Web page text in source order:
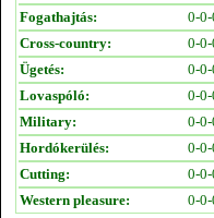
Fogathajtás:
0-
Cross-country:
0-
Ügetés:
0-
Lovaspóló:
0-
Military:
0-
Hordókerülés:
0-
Cutting:
0-
Western pleasure:
0-